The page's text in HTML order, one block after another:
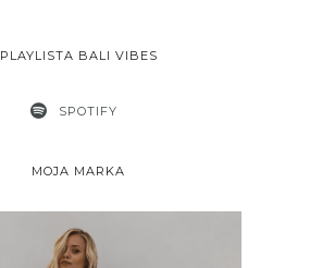
PLAYLISTA BALI VIBES
SPOTIFY
MOJA MARKA